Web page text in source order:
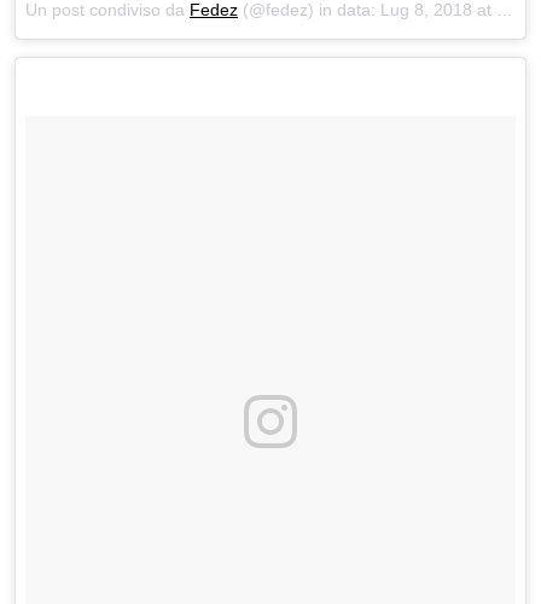
Un post condiviso da Fedez (@fedez) in data: Lug 8, 2018 at 9:21 PDT